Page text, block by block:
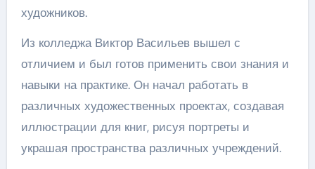
художников.
Из колледжа Виктор Васильев вышел с
отличием и был готов применить свои знания и
навыки на практике. Он начал работать в
различных художественных проектах, создавая
иллюстрации для книг, рисуя портреты и
украшая пространства различных учреждений.